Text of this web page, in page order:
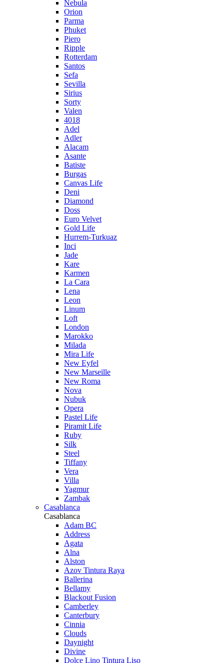
Nebula
Orion
Parma
Phuket
Piero
Ripple
Rotterdam
Santos
Sefa
Sevilla
Sirius
Sorty
Valen
4018
Adel
Adler
Alacam
Asante
Batiste
Burgas
Canvas Life
Deni
Diamond
Doss
Euro Velvet
Gold Life
Hurrem-Turkuaz
Inci
Jade
Kare
Karmen
La Cara
Lena
Leon
Linum
Loft
London
Marokko
Milada
Mira Life
New Eyfel
New Marseille
New Roma
Nova
Nubuk
Opera
Pastel Life
Piramit Life
Ruby
Silk
Steel
Tiffany
Vera
Villa
Yagmur
Zambak
Casablanca
Casablanca
Adam BC
Address
Agata
Alna
Alston
Azov Tintura Raya
Ballerina
Bellamy
Blackout Fusion
Camberley
Canterbury
Cinnia
Clouds
Daynight
Divine
Dolce Lino Tintura Liso